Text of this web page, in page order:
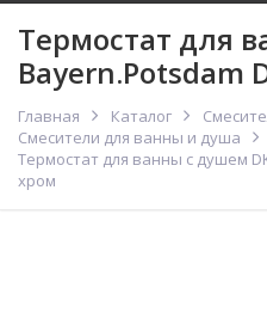
Термостат для
Bayern.Potsdam
Главная Каталог
Смесители для ванны и душа
Термостат для ванны с душем
хром